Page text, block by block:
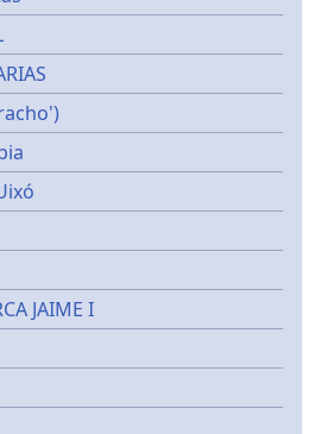
JAIME I